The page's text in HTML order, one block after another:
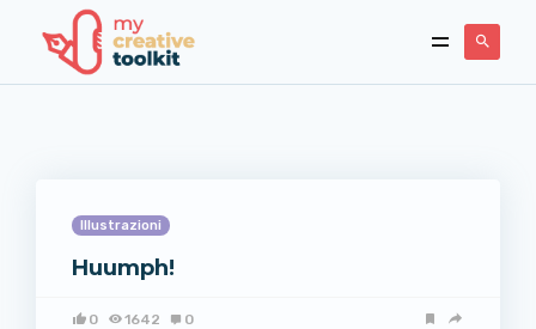
Illustrazioni
Huumph!
0 1642 0